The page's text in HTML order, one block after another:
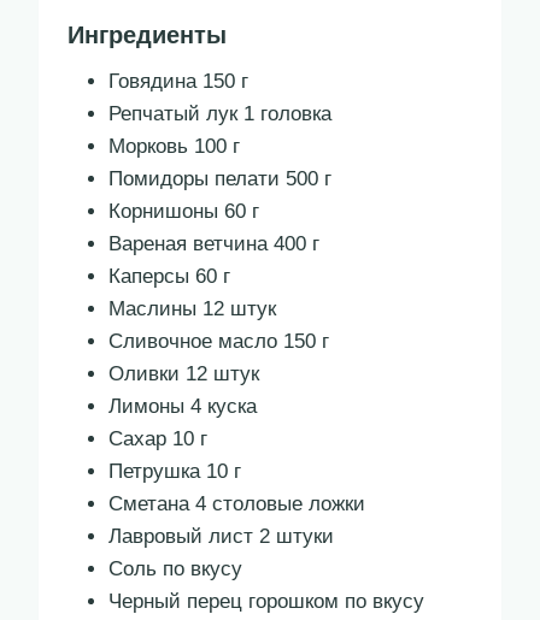
Ингредиенты
Говядина 150 г
Репчатый лук 1 головка
Морковь 100 г
Помидоры пелати 500 г
Корнишоны 60 г
Вареная ветчина 400 г
Каперсы 60 г
Маслины 12 штук
Сливочное масло 150 г
Оливки 12 штук
Лимоны 4 куска
Сахар 10 г
Петрушка 10 г
Сметана 4 столовые ложки
Лавровый лист 2 штуки
Соль по вкусу
Черный перец горошком по вкусу